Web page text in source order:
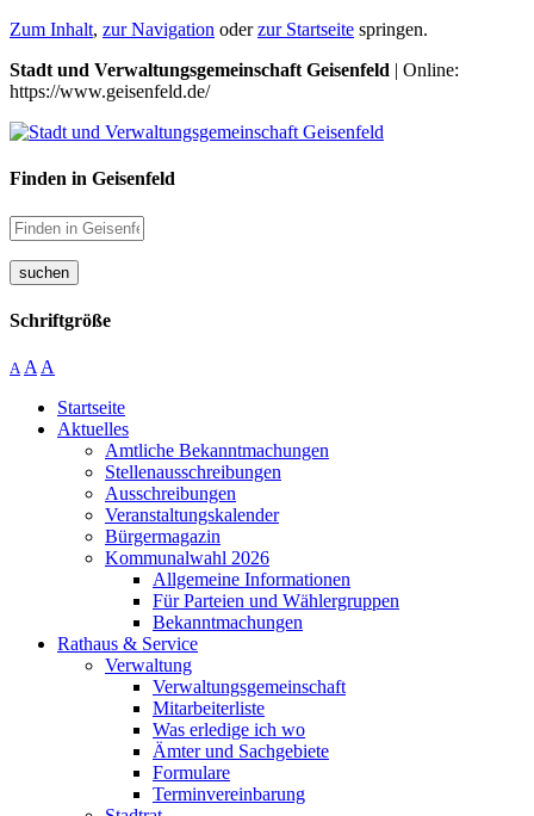
Zum Inhalt, zur Navigation oderzur Startseite springen.
Stadt und Verwaltungsgemeinschaft Geisenfeld | Online:
https://www.geisenfeld.de/
Finden in Geisenfeld
suchen
Schriftgröße
A A A
Startseite
Aktuelles
Amtliche Bekanntmachungen
Stellenausschreibungen
Ausschreibungen
Veranstaltungskalender
Bürgermagazin
Kommunalwahl 2026
Allgemeine Informationen
Für Parteien und Wählergruppen
Bekanntmachungen
Rathaus & Service
Verwaltung
Verwaltungsgemeinschaft
Mitarbeiterliste
Was erledige ich wo
Ämter und Sachgebiete
Formulare
Terminvereinbarung